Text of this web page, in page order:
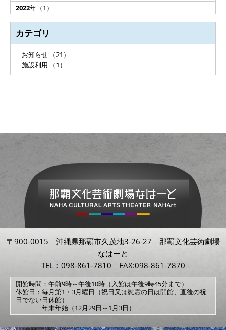
2022年（1）
カテゴリ
お知らせ （21）
施設利用 （1）
〒900-0015 沖縄県那覇市久茂地3-26-27 那覇文化芸術劇場
なはーと
TEL：098-861-7810 FAX:098-861-7870
開館時間：午前9時～午後10時（入館は午後9時45分まで）
休館日：毎月第1・3月曜日（祝日又は慰霊の日は開館、直後の祝
日でない日休館）
年末年始（12月29日～1月3日）